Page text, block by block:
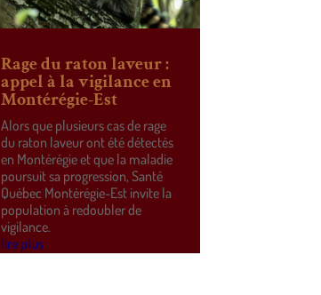
Rage du raton laveur :
appel à la vigilance en
Montérégie-Est
Alors que plusieurs cas de rage
du raton laveur ont été détectés
en Montérégie et que la maladie
poursuit sa progression, Santé
Québec Montérégie-Est invite la
population à redoubler de
vigilance.
lire plus